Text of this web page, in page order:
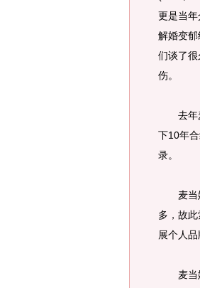
更是当
解婚变
们谈了很
伤。
去年麦
下10年
录。
麦当娜
多，故
展个人
麦当娜